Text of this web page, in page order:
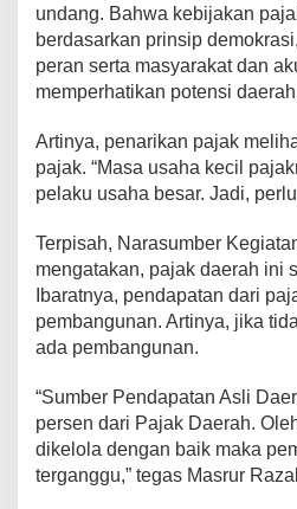
undang. Bahwa kebijakan
berdasarkan prinsip
peran serta masyarakat dan
memperhatikan potensi
Artinya, penarikan pajak
pajak. “Masa usaha kecil
pelaku usaha besar. Jadi,
Terpisah, Narasumber
mengatakan, pajak daerah ini
Ibaratnya, pendapatan dari
pembangunan. Artinya, jika
ada pembangunan.
“Sumber Pendapatan Asli
persen dari Pajak Daerah.
dikelola dengan baik maka
terganggu,” tegas Masrur